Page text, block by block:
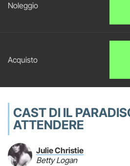
CAST DI IL
ATTENDERE
Julie Christie
Betty Logan